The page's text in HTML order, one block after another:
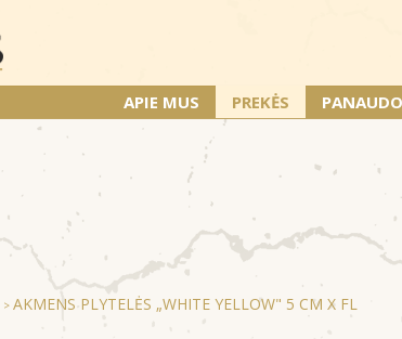
APIE MUS PREKĖS
> AKMENS PLYTELĖS „WHITE YELLOW" 5 CM X FL